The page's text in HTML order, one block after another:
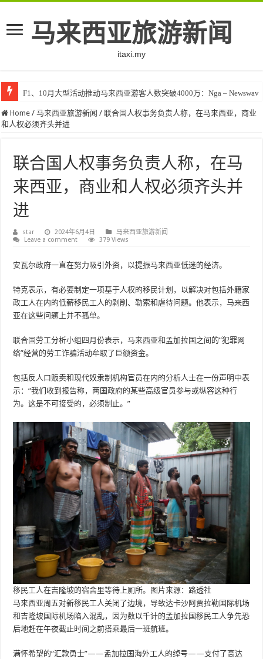
马来西亚旅游新闻
itaxi.my
F1、10月大型活动推动马来西亚游客人数突破4000万：Nga – Newswav
Home / 马来西亚旅游新闻 / 联合国人权事务负责人称，在马来西亚，商业
和人权必须齐头并进
联合国人权事务负责人称，在马
来西亚，商业和人权必须齐头并
进
star 2024年6月4日
马来西亚旅游新闻
Leave a comment
379 Views
安瓦尔政府一直在努力吸引外资，以提振马来西亚低迷的经济。
特克表示，有必要制定一项基于人权的移民计划，以解决对包括外籍家
政工人在内的低薪移民工人的剥削、勒索和虐待问题。他表示，马来西
亚在这些问题上并不孤单。
联合国劳工分析小组四月份表示，马来西亚和孟加拉国之间的“犯罪网
络”经营的劳工诈骗活动牟取了巨额资金。
包括反人口贩卖和现代奴隶制机构官员在内的分析人士在一份声明中表
示：“我们收到报告称，两国政府的某些高级官员参与或纵容这种行
为。这是不可接受的，必须制止。”
移民工人在吉隆坡的宿舍里等待上厕所。图片来源：路透社
马来西亚周五对新移民工人关闭了边境，导致达卡沙阿贾拉勒国际机场
和吉隆坡国际机场陷入混乱，因为数以千计的孟加拉国移民工人争先恐
后地赶在午夜截止时间之前搭乘最后一班航班。
满怀希望的“汇款勇士”——孟加拉国海外工人的绰号——支付了高达